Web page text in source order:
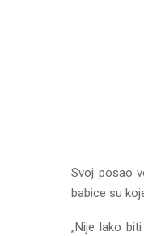
Svoj posao
babice su
„Nije lako